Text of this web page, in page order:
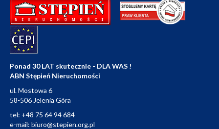
Ponad 30 LAT skutecznie - DLA WAS !
ABN Stępień Nieruchomości
ul. Mostowa 6
58-506 Jelenia Góra
tel: +48 75 64 94 684
e-mail: biuro@stepien.org.pl